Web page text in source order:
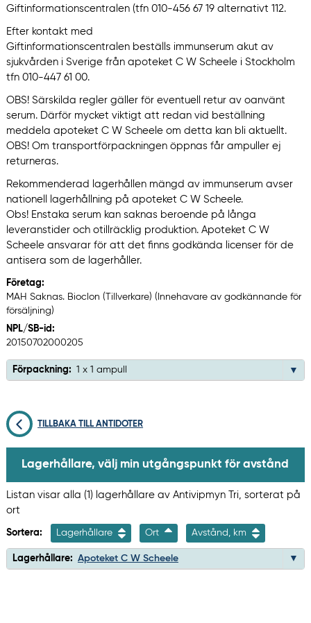
Giftinformationscentralen (tfn 010-456 67 19 alternativt 112.
Efter kontakt med
Giftinformationscentralen beställs immunserum akut av
sjukvården i Sverige från apoteket C W Scheele i Stockholm
tfn 010-447 61 00.
OBS! Särskilda regler gäller för eventuell retur av oanvänt
serum. Därför mycket viktigt att redan vid beställning
meddela apoteket C W Scheele om detta kan bli aktuellt.
OBS! Om transportförpackningen öppnas får ampuller ej
returneras.
Rekommenderad lagerhållen mängd av immunserum avser
nationell lagerhållning på apoteket C W Scheele.
Obs! Enstaka serum kan saknas beroende på långa
leveranstider och otillräcklig produktion. Apoteket C W
Scheele ansvarar för att det finns godkända licenser för de
antisera som de lagerhåller.
Företag:
MAH Saknas. Bioclon (Tillverkare) (Innehavare av godkännande för
försäljning)
NPL/SB-id:
20150702000205
Förpackning: 1 x 1 ampull
TILLBAKA TILL ANTIDOTER
Lagerhållare, välj min utgångspunkt för avstånd
Listan visar alla (1) lagerhållare av Antivipmyn Tri, sorterat på
ort
Sortera: Lagerhållare Ort Avstånd, km
Lagerhållare: Apoteket C W Scheele